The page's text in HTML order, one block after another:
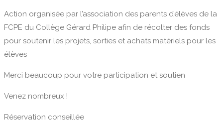
Action organisée par l’association des parents d’élèves de la
FCPE du Collège Gérard Philipe afin de récolter des fonds
pour soutenir les projets, sorties et achats matériels pour les
élèves
Merci beaucoup pour votre participation et soutien
Venez nombreux !
Réservation conseillée